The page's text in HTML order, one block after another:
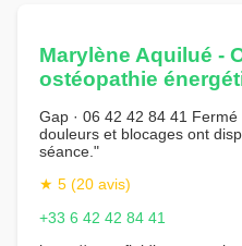
Marylène Aquilué -
ostéopathie
Gap · 06 42 42 84 41
douleurs et blocages ont
séance."
★ 5 (20 avis)
+33 6 42 42 84 41